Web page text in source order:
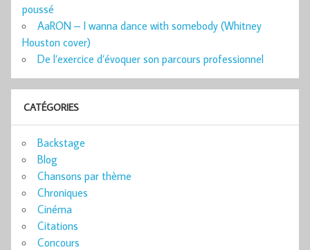
poussé
AaRON – I wanna dance with somebody (Whitney
Houston cover)
De l’exercice d’évoquer son parcours professionnel
CATÉGORIES
Backstage
Blog
Chansons par thème
Chroniques
Cinéma
Citations
Concours